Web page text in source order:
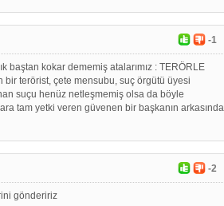
-1
baştan kokar dememiş atalarımız : TERÖRLE
bir terörist, çete mensubu, suç örgütü üyesi
suçu henüz netleşmemiş olsa da böyle
tam yetki veren güvenen bir başkanın arkasında
-2
göndeririz